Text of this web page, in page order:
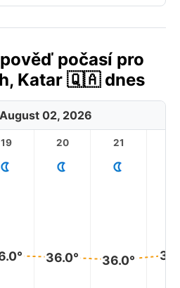
počasí pro
Katar 🇶🇦 dnes
02, 2026
19 20
36.0°
21
36.0°